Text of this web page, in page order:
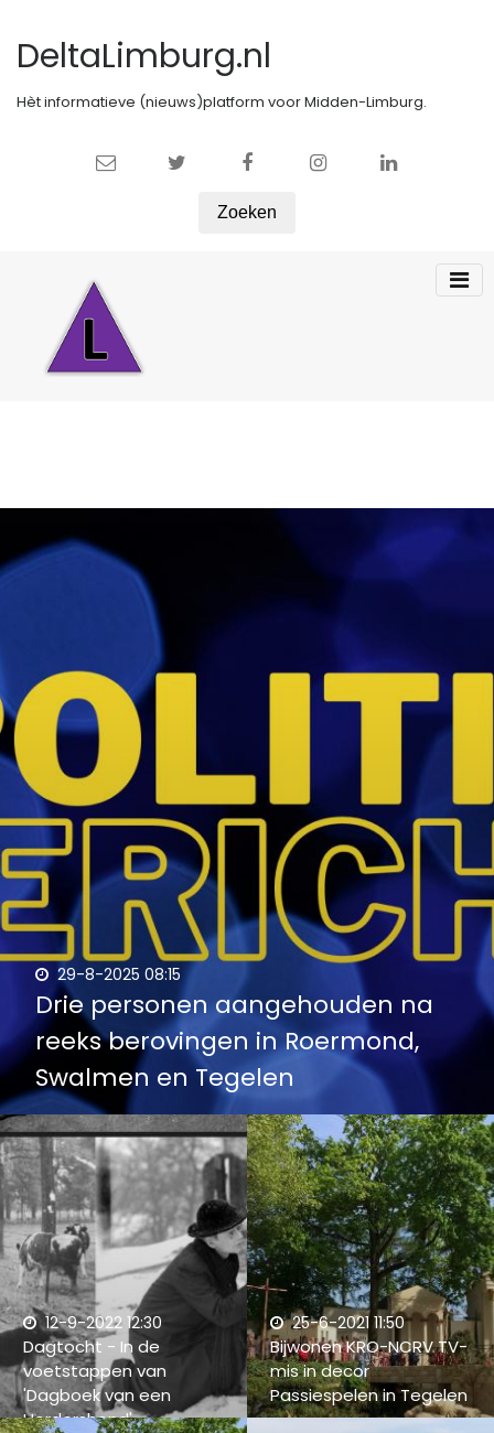
DeltaLimburg.nl
Hèt informatieve (nieuws)platform voor Midden-Limburg.
Zoeken
29-8-2025 08:15
Drie personen aangehouden na
reeks berovingen in Roermond,
Swalmen en Tegelen
12-9-2022 12:30
Dagtocht - In de
voetstappen van
'Dagboek van een
Herdershond'
25-6-2021 11:50
Bijwonen KRO-NCRV TV-
mis in decor
Passiespelen in Tegelen